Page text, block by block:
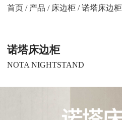
首页 / 产品 / 床边柜 / 诺塔床边柜
诺塔床边柜
NOTA NIGHTSTAND